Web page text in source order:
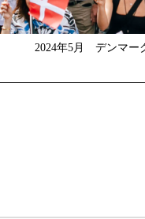
2024年5月 デンマー